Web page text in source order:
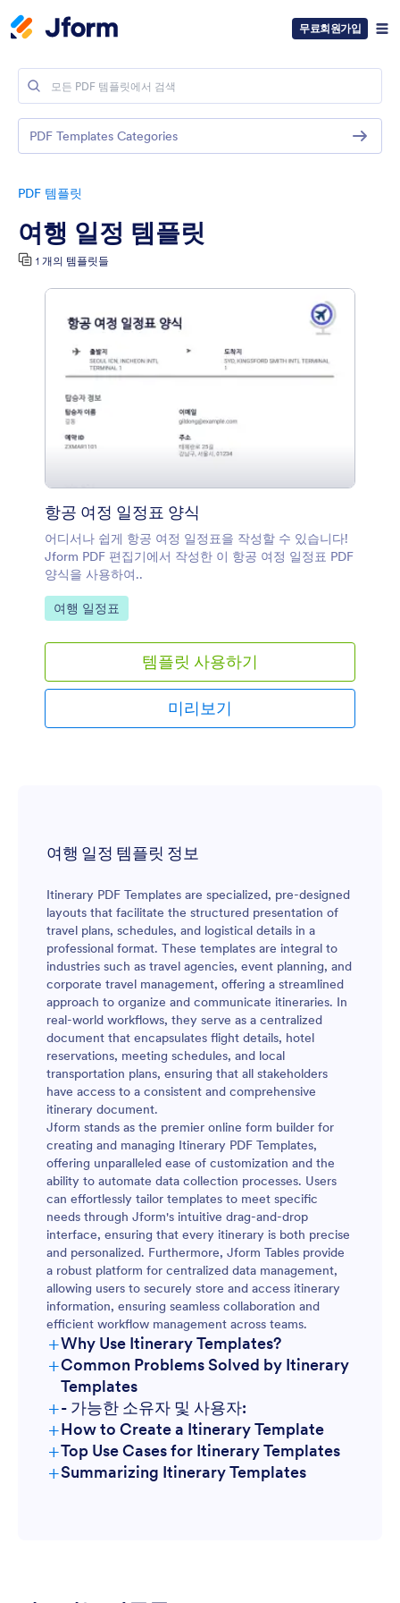
무료회원가입
PDF 템플릿
여행 일정 템플릿
1 개의 템플릿들
항공 여정 일정표 양식
어디서나 쉽게 항공 여정 일정표을 작성할 수 있습니다!
Jform PDF 편집기에서 작성한 이 항공 여정 일정표 PDF
양식을 사용하여..
카테고리로 이동:
여행 일정표
템플릿 사용하기
미리보기
여행 일정 템플릿 정보
Itinerary PDF Templates are specialized, pre-designed
layouts that facilitate the structured presentation of
travel plans, schedules, and logistical details in a
professional format. These templates are integral to
industries such as travel agencies, event planning, and
corporate travel management, offering a streamlined
approach to organize and communicate itineraries. In
real-world workflows, they serve as a centralized
document that encapsulates flight details, hotel
reservations, meeting schedules, and local
transportation plans, ensuring that all stakeholders
have access to a consistent and comprehensive
itinerary document.
Jform stands as the premier online form builder for
creating and managing Itinerary PDF Templates,
offering unparalleled ease of customization and the
ability to automate data collection processes. Users
can effortlessly tailor templates to meet specific
needs through Jform's intuitive drag-and-drop
interface, ensuring that every itinerary is both precise
and personalized. Furthermore, Jform Tables provide
a robust platform for centralized data management,
allowing users to securely store and access itinerary
information, ensuring seamless collaboration and
efficient workflow management across teams.
+Why Use Itinerary Templates?
+Common Problems Solved by Itinerary
Templates
+- 가능한 소유자 및 사용자:
+How to Create a Itinerary Template
+Top Use Cases for Itinerary Templates
For Managers
+Summarizing Itinerary Templates
PDF Templates Categories